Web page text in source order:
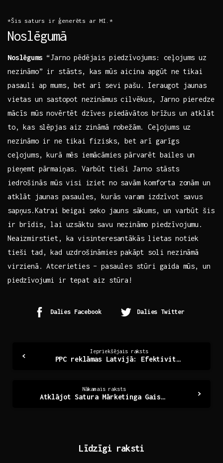
*Šis ⁤saturs‌ ir ģenerēts⁣ ar ​MI.*
Noslēgumā
Noslēgums “Jarno‌ pēdējais piedzīvojums: ceļojums uz
nezināmo” ir stāsts, kas mūs aicina ⁤apgūt ne⁤ tikai
pasauli ap mums,‍ bet arī sevi​ pašu. Ieraugot jaunas
vietas​ un sastopot nezināmus cilvēkus, Jarno pieredze
mācīs mūs ‍novērtēt dzīves piedāvātos ⁤brīžus un atklāt
to, kas ⁣slēpjas aiz ‍zināmā robežām. Ceļojums‌ uz
nezināmo⁣ ir ne ‌tikai fizisks, bet arī ‍garīgs
ceļojums, ​kurā mēs iemācāmies pārvarēt bailes un
pieņemt pārmaiņas. Varbūt ‍tieši Jarno ⁤stāsts
iedrošinās mūs⁢ visi iziet‌ no savām komforta zonām un
atklāt ⁣jaunas pasaules, ‌kurās varam izdzīvot savus
sapņus.Katrai⁢ beigai seko jauns sākums, un varbūt‍ šis
ir brīdis, lai uzsāktu savu nezināmo piedzīvojumu.
‍Neaizmirstiet, ka visinteresantākās lietas notiek
tieši ​tad, kad uzdrošināmies ⁢pakāpt soli nezināmā
virzienā. Atcerieties – pasaules⁣ stūri gaida mūs, un
‌piedzīvojumi⁤ ir tepat aiz stūra!
Dalies Facebook Dalies Twitter
Iepriekšējais raksts
PPC reklāmas Latvijā: Efektivitāte un iespējas
Nākamais raksts
Atklājot Satura Mārketinga Gaismas un Ēnas Latvijā
Līdzīgi raksti